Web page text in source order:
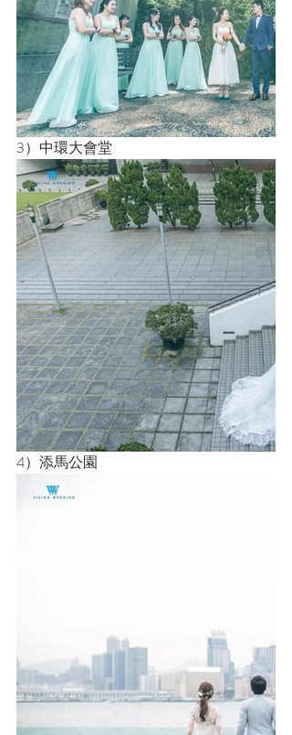
3）中環大會堂
4）添馬公園